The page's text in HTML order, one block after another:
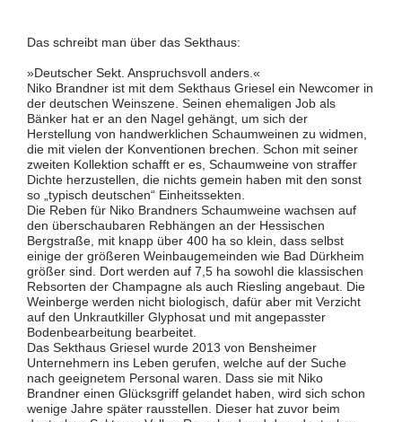
Das schreibt man über das Sekthaus:
»Deutscher Sekt. Anspruchsvoll anders.«
Niko Brandner ist mit dem Sekthaus Griesel ein Newcomer in
der deutschen Weinszene. Seinen ehemaligen Job als
Bänker hat er an den Nagel gehängt, um sich der
Herstellung von handwerklichen Schaumweinen zu widmen,
die mit vielen der Konventionen brechen. Schon mit seiner
zweiten Kollektion schafft er es, Schaumweine von straffer
Dichte herzustellen, die nichts gemein haben mit den sonst
so „typisch deutschen“ Einheitssekten.
Die Reben für Niko Brandners Schaumweine wachsen auf
den überschaubaren Rebhängen an der Hessischen
Bergstraße, mit knapp über 400 ha so klein, dass selbst
einige der größeren Weinbaugemeinden wie Bad Dürkheim
größer sind. Dort werden auf 7,5 ha sowohl die klassischen
Rebsorten der Champagne als auch Riesling angebaut. Die
Weinberge werden nicht biologisch, dafür aber mit Verzicht
auf den Unkrautkiller Glyphosat und mit angepasster
Bodenbearbeitung bearbeitet.
Das Sekthaus Griesel wurde 2013 von Bensheimer
Unternehmern ins Leben gerufen, welche auf der Suche
nach geeignetem Personal waren. Dass sie mit Niko
Brandner einen Glücksgriff gelandet haben, wird sich schon
wenige Jahre später rausstellen. Dieser hat zuvor beim